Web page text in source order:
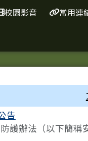
校園影音 常用連
告
護辦法（以下簡稱